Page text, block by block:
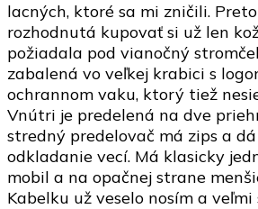
lacných, ktoré sa mi zničili.
rozhodnutá kupovať si už len
požiadala pod vianočný
zabalená vo veľkej krabici s
ochrannom vaku, ktorý tiež
Vnútri je predelená na dve
stredný predelovač má zips a
odkladanie vecí. Má klasicky
mobil a na opačnej strane
Kabelku už veselo nosím a